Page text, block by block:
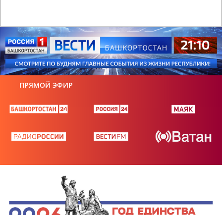
ПРЯМОЙ ЭФИР